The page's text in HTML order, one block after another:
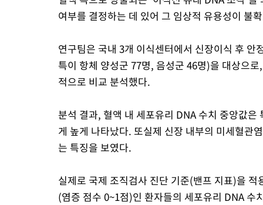
여부를 결정하는 데 있어 그 임상적 유용성이 불
연구팀은 국내 3개 이식센터에서 신장이식 후
특이 항체 양성군 77명, 음성군 46명)을 대상으
적으로 비교 분석했다.
분석 결과, 혈액 내 세포유리 DNA 수치 중앙값
게 높게 나타났다. 또실제 신장 내부의 미세혈관
는 특징을 보였다.
실제로 국제 조직검사 진단 기준(밴프 지표)을
(염증 점수 0~1점)인 환자들의 세포유리 DNA